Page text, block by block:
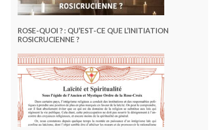
ROSE-QUOI ? : QU’EST-CE QUE L’INITIATION
ROSICRUCIENNE ?